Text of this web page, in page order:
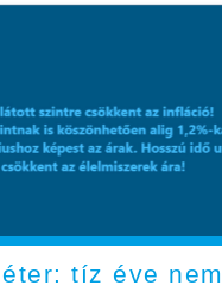
tíz éve nem